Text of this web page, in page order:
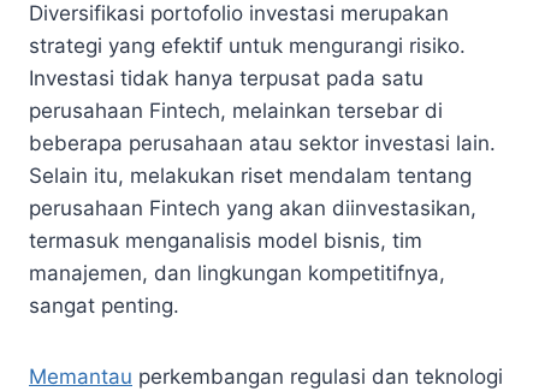
Diversifikasi portofolio investasi merupakan
strategi yang efektif untuk mengurangi risiko.
Investasi tidak hanya terpusat pada satu
perusahaan Fintech, melainkan tersebar di
beberapa perusahaan atau sektor investasi lain.
Selain itu, melakukan riset mendalam tentang
perusahaan Fintech yang akan diinvestasikan,
termasuk menganalisis model bisnis, tim
manajemen, dan lingkungan kompetitifnya,
sangat penting.
Memantau perkembangan regulasi dan teknologi